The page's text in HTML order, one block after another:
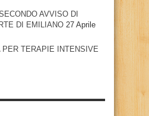
AVVISO DI
DI EMILIANO 27 Aprile
PER TERAPIE INTENSIVE